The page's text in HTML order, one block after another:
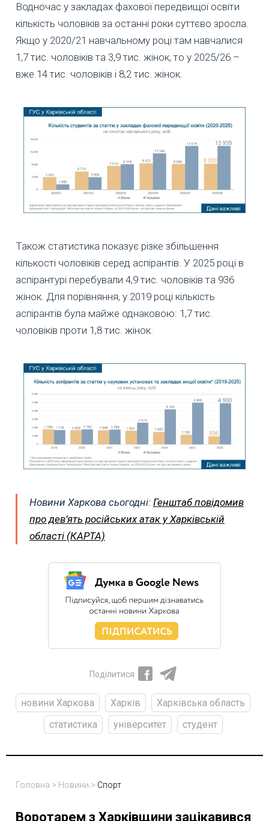
Водночас у закладах фахової передвищої освіти
кількість чоловіків за останні роки суттєво зросла.
Якщо у 2020/21 навчальному році там навчалися
1,7 тис. чоловіків та 3,9 тис. жінок, то у 2025/26 –
вже 14 тис. чоловіків і 8,2 тис. жінок.
Також статистика показує різке збільшення
кількості чоловіків серед аспірантів. У 2025 році в
аспірантурі перебували 4,9 тис. чоловіків та 936
жінок. Для порівняння, у 2019 році кількість
аспірантів була майже однаковою: 1,7 тис.
чоловіків проти 1,8 тис. жінок.
Новини Харкова сьогодні: Генштаб повідомив
про дев’ять російських атак у Харківській
області (КАРТА)
Поділитися
новини Харкова Харків
Харківська область
статистика
університет студент
Головна > Новини > Спорт
Воротарем з Харківщини зацікавився